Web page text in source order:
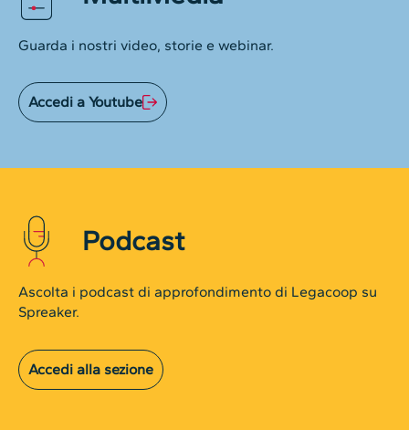
Guarda i nostri video, storie e webinar.
Accedi a Youtube
Podcast
Ascolta i podcast di approfondimento di Legacoop su
Spreaker.
Accedi alla sezione